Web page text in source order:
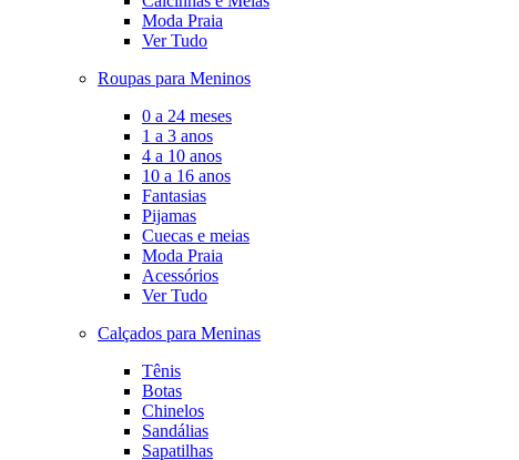
Moda Praia
Ver Tudo
Roupas para Meninos
0 a 24 meses
1 a 3 anos
4 a 10 anos
10 a 16 anos
Fantasias
Pijamas
Cuecas e meias
Moda Praia
Acessórios
Ver Tudo
Calçados para Meninas
Tênis
Botas
Chinelos
Sandálias
Sapatilhas